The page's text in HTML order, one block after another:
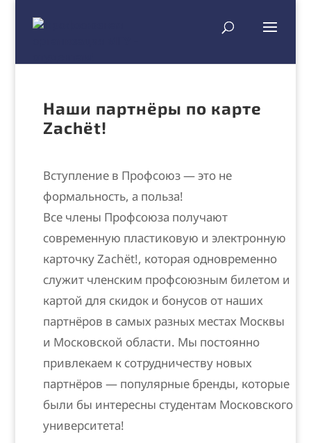
Наши партнёры по карте
Zachёt!
Вступление в Профсоюз — это не
формальность, а польза!
Все члены Профсоюза получают
современную пластиковую и электронную
карточкуZachёt!, которая одновременно
служит членским профсоюзным билетом и
картой для скидок и бонусов от наших
партнёров в самых разных местах Москвы
и Московской области. Мы постоянно
привлекаем к сотрудничеству новых
партнёров — популярные бренды, которые
были бы интересны студентам Московского
университета!